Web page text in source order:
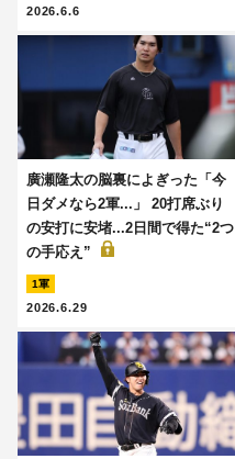
2026.6.6
廣瀬隆太の脳裏によぎった「今
日ダメなら2軍...」 20打席ぶり
の安打に安堵...2日間で得た“2つ
の手応え”
1軍
2026.6.29